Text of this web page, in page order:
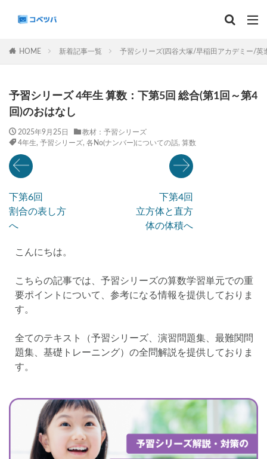
HOME 新着記事一覧 予習シリーズ(四谷大塚/早稲田アカデミー/英
予習シリーズ 4年生 算数：下第5回 総合(第1回～第4
回)のおはなし
2025年9月25日
教材：予習シリーズ
4年生, 予習シリーズ, 各No(ナンバー)についての話, 算数
下第6回
割合の表し方
へ
下第4回
立方体と直方
体の体積へ
こんにちは。
こちらの記事では、予習シリーズの算数学習単元での重
要ポイントについて、参考になる情報を提供しておりま
す。
全てのテキスト（予習シリーズ、演習問題集、最難関問
題集、基礎トレーニング）の全問解説を提供しておりま
す。
カテゴリー
タグ
後期(9月~11月)
早稲田アカデミー 中学受験算数
6年生
学習相談への回答
SAPIXデイリーチェック
早稲アカデミーカリキュラムテスト 四谷大塚週テスト
前期(3月〜7月) 夏期(7〜8月) 後期(9月〜11月)
冬期(12月〜1月) サピックステキスト解説・対策
予習シリーズテキスト解説・対策 コベツバweb授業
TopGun特訓 コベツバ過去問動画解説